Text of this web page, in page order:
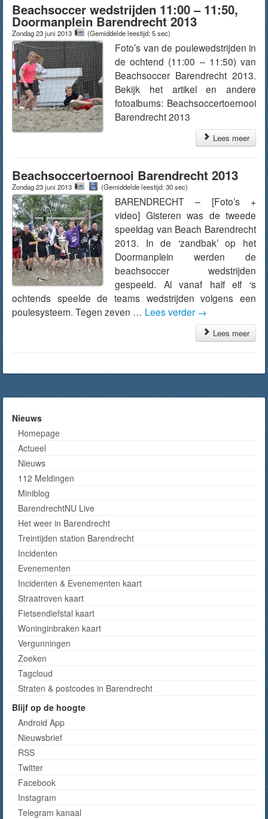
Beachsoccer wedstrijden 11:00 – 11:50,
Doormanplein Barendrecht 2013
Zondag 23 juni 2013 (Gemiddelde leestijd: 5 sec)
Foto’s van de poulewedstrijden in
de ochtend (11:00 – 11:50) van
Beachsoccer Barendrecht 2013.
Bekijk het artikel en andere
fotoalbums: Beachsoccertoernooi
Barendrecht 2013
Lees meer
Beachsoccertoernooi Barendrecht 2013
Zondag 23 juni 2013 (Gemiddelde leestijd: 30 sec)
BARENDRECHT – [Foto’s +
video] Gisteren was de tweede
speeldag van Beach Barendrecht
2013. In de ‘zandbak’ op het
Doormanplein werden de
beachsoccer wedstrijden
gespeeld. Al vanaf half elf ‘s
ochtends speelde de teams wedstrijden volgens een
poulesysteem. Tegen zeven … Lees verder →
Lees meer
Nieuws
Homepage
Actueel
Nieuws
112 Meldingen
Miniblog
BarendrechtNU Live
Het weer in Barendrecht
Treintijden station Barendrecht
Incidenten
Evenementen
Incidenten & Evenementen kaart
Straatroven kaart
Fietsendiefstal kaart
Woninginbraken kaart
Vergunningen
Zoeken
Tagcloud
Straten & postcodes in Barendrecht
Blijf op de hoogte
Android App
Nieuwsbrief
RSS
Twitter
Facebook
Instagram
Telegram kanaal